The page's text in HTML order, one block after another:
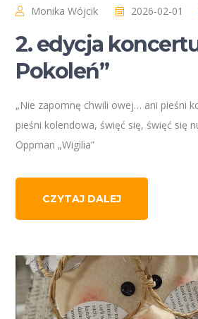
Monika Wójcik 2026-02-01
2. edycja
Pokoleń”
„Nie zapomnę chwili owej… ani pieśni
pieśni kolendowa, święć się, święć się
Oppman „Wigilia”
CZYTAJ DALEJ